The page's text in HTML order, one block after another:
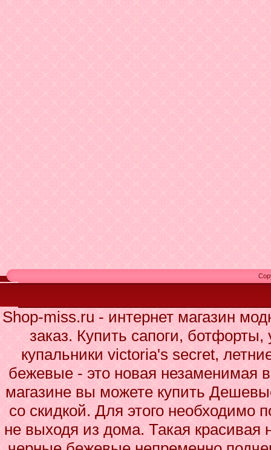
Shop-miss.ru - интернет магазин
заказ. Купить сапоги,
купальники victoria's secret,
бежевые - это новая незаменимая
магазине вы можете купить
со скидкой. Для этого необходимо
не выходя из дома. Такая